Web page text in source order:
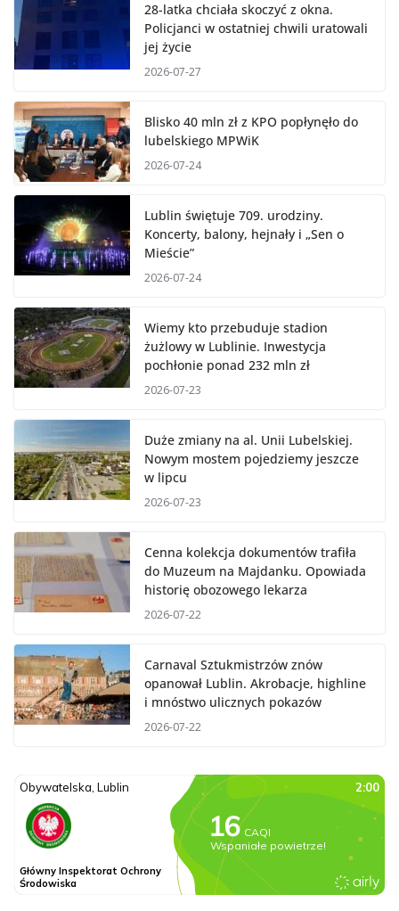
28-latka chciała skoczyć z okna.
Policjanci w ostatniej chwili uratowali
jej życie
2026-07-27
Blisko 40 mln zł z KPO popłynęło do
lubelskiego MPWiK
2026-07-24
Lublin świętuje 709. urodziny.
Koncerty, balony, hejnały i „Sen o
Mieście”
2026-07-24
Wiemy kto przebuduje stadion
żużlowy w Lublinie. Inwestycja
pochłonie ponad 232 mln zł
2026-07-23
Duże zmiany na al. Unii Lubelskiej.
Nowym mostem pojedziemy jeszcze
w lipcu
2026-07-23
Cenna kolekcja dokumentów trafiła
do Muzeum na Majdanku. Opowiada
historię obozowego lekarza
2026-07-22
Carnaval Sztukmistrzów znów
opanował Lublin. Akrobacje, highline
i mnóstwo ulicznych pokazów
2026-07-22